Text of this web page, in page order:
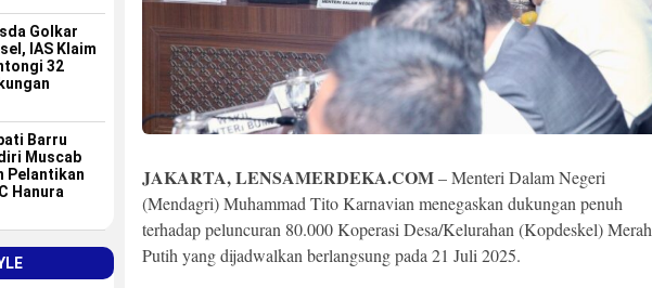
Radar Tim
IAS
Golkar
IAS Klaim
32
Barru
Muscab
Pelantikan
Hanura
JAKARTA, LENSAMERDEKA.COM– Menteri Dalam Negeri
(Mendagri) Muhammad Tito Karnavian menegaskan dukungan penuh
terhadap peluncuran 80.000 Koperasi Desa/Kelurahan (Kopdeskel) Merah
Putih yang dijadwalkan berlangsung pada 21 Juli 2025.